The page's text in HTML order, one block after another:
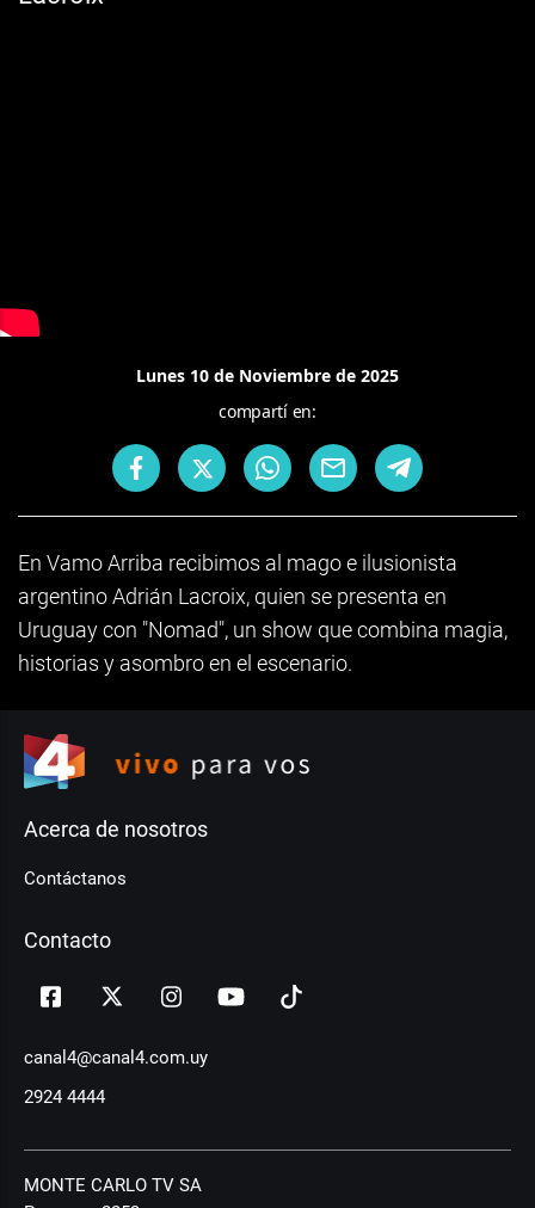
Lunes 10 de Noviembre de 2025
compartí en:
En Vamo Arriba recibimos al mago e ilusionista
argentino Adrián Lacroix, quien se presenta en
Uruguay con "Nomad", un show que combina magia,
historias y asombro en el escenario.
Acerca de nosotros
Contáctanos
Contacto
canal4@canal4.com.uy
2924 4444
MONTE CARLO TV SA